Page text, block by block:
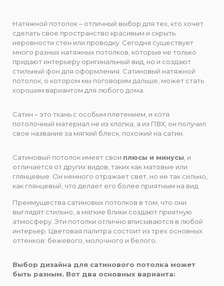
Натяжной потолок – отличный выбор для тех, кто хочет
сделать свое пространство красивым и скрыть
неровности стен или проводку. Сегодня существует
много разных натяжных потолков, которые не только
придают интерьеру оригинальный вид, но и создают
стильный фон для оформления. Сатиновый натяжной
потолок, о котором мы поговорим дальше, может стать
хорошим вариантом для любого дома.
Сатин – это ткань с особым плетением, и хотя
потолочный материал не из хлопка, а из ПВХ, он получил
свое название за мягкий блеск, похожий на сатин.
Сатиновый потолок имеет свои плюсы и минусы , и
отличается от других видов, таких как матовые или
глянцевые. Он немного отражает свет, но не так сильно,
как глянцевый, что делает его более приятным на вид.
Преимущества сатиновых потолков в том, что они
выглядят стильно, а мягкие блики создают приятную
атмосферу. Эти потолки отлично вписываются в любой
интерьер. Цветовая палитра состоит из трех основных
оттенков: бежевого, молочного и белого.
Выбор дизайна для сатинового потолка может
быть разным. Вот два основных варианта: